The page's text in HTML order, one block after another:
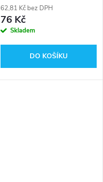
62,81 Kč bez DPH
76 Kč
Skladem
DO KOŠÍKU